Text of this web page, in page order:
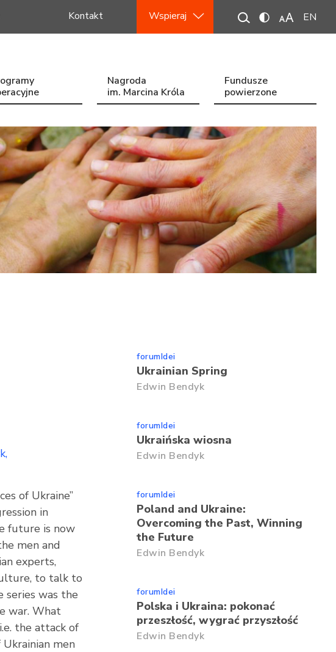
Kontakt Wspieraj EN
Nagroda
im. Marcina Króla
Fundusze
powierzone
of Ukraine”
in
future is now
men and
experts,
to talk to
series was the
war. What
the attack of
men
forumIdei
Ukrainian Spring
Edwin Bendyk
forumIdei
Ukraińska wiosna
Edwin Bendyk
forumIdei
Poland and Ukraine:
Overcoming the Past, Winning
the Future
Edwin Bendyk
forumIdei
Polska i Ukraina: pokonać
przeszłość, wygrać przyszłość
Edwin Bendyk